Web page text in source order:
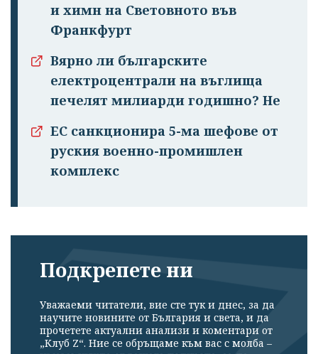
Успешно
профила си!
и химн на Световното във
Франкфурт
Вярно ли българските
електроцентрали на въглища
печелят милиарди годишно? Не
ЕС санкционира 5-ма шефове от
руския военно-промишлен
комплекс
Подкрепете ни
Уважаеми читатели, вие сте тук и днес, за да
научите новините от България и света, и да
прочетете актуални анализи и коментари от
„Клуб Z“. Ние се обръщаме към вас с молба –